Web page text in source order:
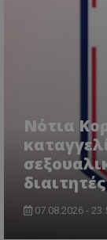
Νότια
07.08.2026 -